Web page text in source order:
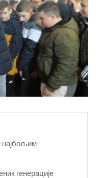
најбољим
генерације